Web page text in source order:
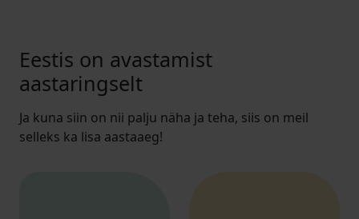
Eestis on avastamist
aastaringselt
Ja kuna siin on nii palju näha ja teha, siis on meil
selleks ka lisa aastaaeg!